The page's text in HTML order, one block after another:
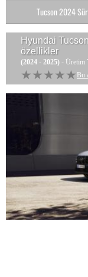
Hyundai
özellikler
(2024 - 2025) - Üretim
★★★★★
★★★★★ Bu
Tucson 2024